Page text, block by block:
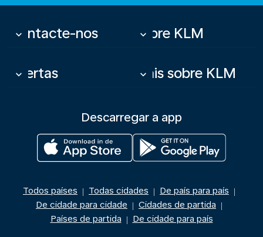
Contacte-nos
keyboard_arrow_down Sobre KLM
keyboard_arrow_down
Ofertas
keyboard_arrow_down Mais sobre KLM
keyboard_arrow_down
Descarregar a app
Todos países | Todas cidades | De país para país |
De cidade para cidade | Cidades de partida |
Países de partida | De cidade para país